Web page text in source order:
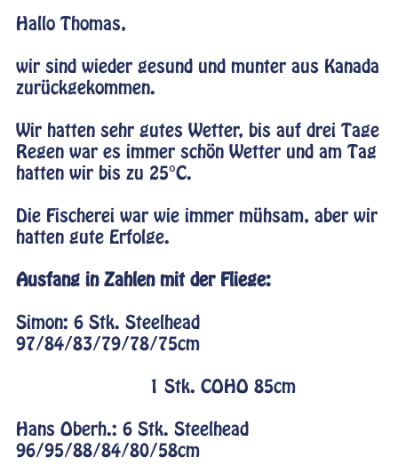
Hallo Thomas,
wir sind wieder gesund und munter aus Kanada
zurückgekommen.
Wir hatten sehr gutes Wetter, bis auf drei Tage
Regen war es immer schön Wetter und am Tag
hatten wir bis zu 25°C.
Die Fischerei war wie immer mühsam, aber wir
hatten gute Erfolge.
Ausfang in Zahlen mit der Fliege:
Simon: 6 Stk. Steelhead
97/84/83/79/78/75cm
1 Stk. COHO 85cm
Hans Oberh.: 6 Stk. Steelhead
96/95/88/84/80/58cm